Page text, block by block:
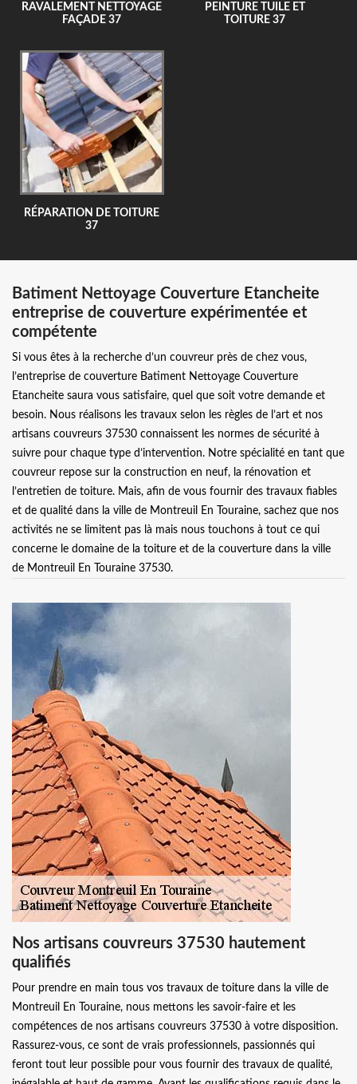
RAVALEMENT NETTOYAGE
FAÇADE 37
PEINTURE TUILE ET
TOITURE 37
RÉPARATION DE TOITURE
37
Batiment Nettoyage Couverture Etancheite
entreprise de couverture expérimentée et
compétente
Si vous êtes à la recherche d’un couvreur près de chez vous,
l’entreprise de couverture Batiment Nettoyage Couverture
Etancheite saura vous satisfaire, quel que soit votre demande et
besoin. Nous réalisons les travaux selon les règles de l’art et nos
artisans couvreurs 37530 connaissent les normes de sécurité à
suivre pour chaque type d’intervention. Notre spécialité en tant que
couvreur repose sur la construction en neuf, la rénovation et
l’entretien de toiture. Mais, afin de vous fournir des travaux fiables
et de qualité dans la ville de Montreuil En Touraine, sachez que nos
activités ne se limitent pas là mais nous touchons à tout ce qui
concerne le domaine de la toiture et de la couverture dans la ville
de Montreuil En Touraine 37530.
Nos artisans couvreurs 37530 hautement
qualifiés
Pour prendre en main tous vos travaux de toiture dans la ville de
Montreuil En Touraine, nous mettons les savoir-faire et les
compétences de nos artisans couvreurs 37530 à votre disposition.
Rassurez-vous, ce sont de vrais professionnels, passionnés qui
feront tout leur possible pour vous fournir des travaux de qualité,